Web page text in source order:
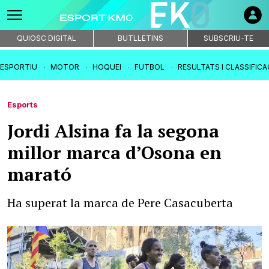
QUIOSC DIGITAL BUTLLETINS SUBSCRIU-TE
MOTOR HOQUEI FUTBOL RESULTATS I
Esports
Jordi Alsina fa la segona
millor marca d’Osona en
marató
Ha superat la marca de Pere Casacuberta